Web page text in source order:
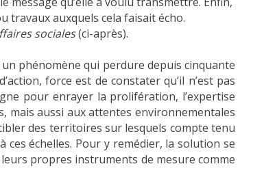
travaux auxquels cela faisait écho.
sociales(ci-après).
phénomène qui perdure depuis cinquante
force est de constater qu’il n’est pas
pour enrayer la prolifération, l’expertise
mais aussi aux attentes environnementales
des territoires sur lesquels compte tenu
échelles. Pour y remédier, la solution se
propres instruments de mesure comme